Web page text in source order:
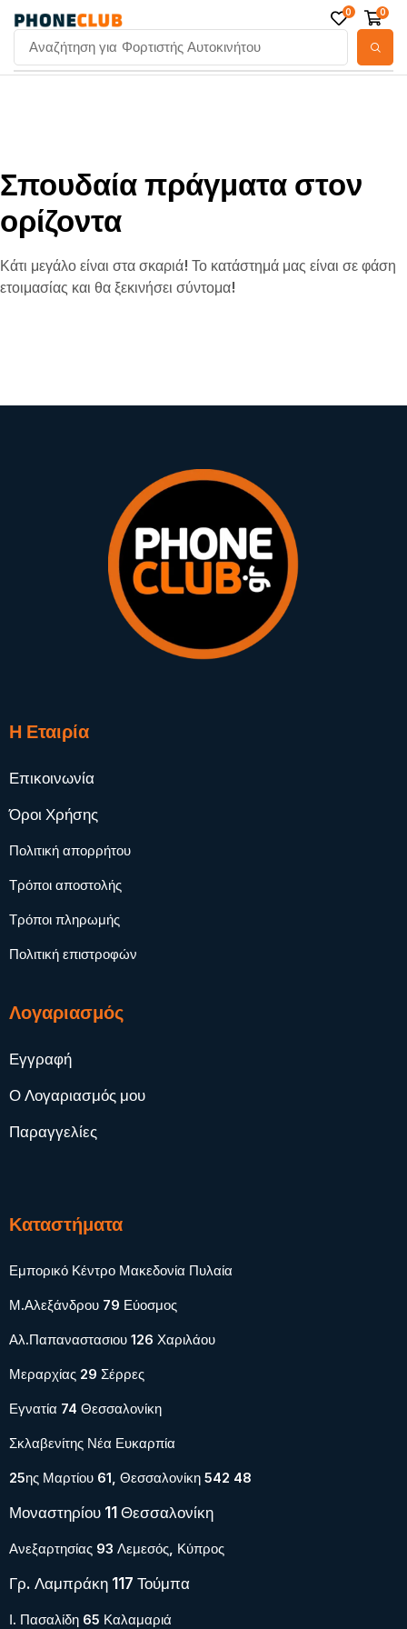
Αναζήτηση για Φορτιστής Αυτοκινήτου
0 0
Σπουδαία πράγματα στον
ορίζοντα
Κάτι μεγάλο είναι στα σκαριά! Το κατάστημά μας είναι σε φάση
ετοιμασίας και θα ξεκινήσει σύντομα!
Η Εταιρία
Επικοινωνία
Όροι Χρήσης
Πολιτική απορρήτου
Τρόποι αποστολής
Τρόποι πληρωμής
Πολιτική επιστροφών
Λογαριασμός
Εγγραφή
Ο Λογαριασμός μου
Παραγγελίες
Καταστήματα
Εμπορικό Κέντρο Μακεδονία Πυλαία
Μ.Αλεξάνδρου 79 Εύοσμος
Αλ.Παπαναστασιου 126 Χαριλάου
Μεραρχίας 29 Σέρρες
Εγνατία 74 Θεσσαλονίκη
Σκλαβενίτης Νέα Ευκαρπία
25ης Μαρτίου 61, Θεσσαλονίκη 542 48
Μοναστηρίου 11 Θεσσαλονίκη
Ανεξαρτησίας 93 Λεμεσός, Κύπρος
Γρ. Λαμπράκη 117 Τούμπα
Ι. Πασαλίδη 65 Καλαμαριά